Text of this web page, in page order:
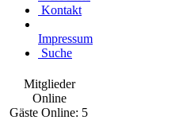
Kontakt
Impressum
Suche
Mitglieder
Online
Gäste Online: 5